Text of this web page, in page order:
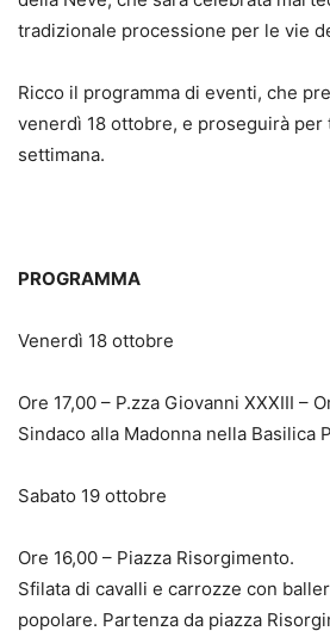
tradizionale processione per le vie
Ricco il programma di eventi, che
venerdì 18 ottobre, e proseguirà per
settimana.
PROGRAMMA
Venerdì 18 ottobre
Ore 17,00 – P.zza Giovanni XXXIII –
Sindaco alla Madonna nella Basilica
Sabato 19 ottobre
Ore 16,00 – Piazza Risorgimento.
Sfilata di cavalli e carrozze con
popolare. Partenza da piazza